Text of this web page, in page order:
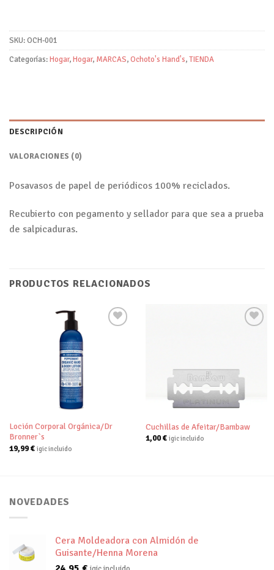
SKU:OCH-001
Categorías:Hogar,Hogar, MARCAS,Ochoto's Hand's,TIENDA
DESCRIPCIÓN
VALORACIONES (0)
Posavasos de papel de periódicos 100% reciclados.
Recubierto con pegamento y sellador para que sea a prueba
de salpicaduras.
PRODUCTOS RELACIONADOS
Loción Corporal Orgánica/Dr
Bronner`s
19,99€ igic incluido
lista de
Cuchillas de Afeitar/Bambaw
1,00€ igic incluido
NOVEDADES
Cera Moldeadora con Almidón de
Guisante/Henna Morena